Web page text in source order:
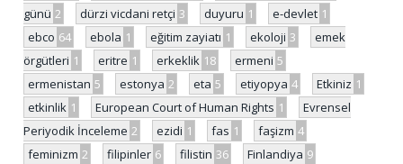
günü 2 dürzi vicdani retçi 3 duyuru 1 e-devlet 1
ebco 64 ebola 1 eğitim zayiatı 1 ekoloji 3
emek
örgütleri 1 eritre 1 erkeklik 18 ermeni 5
ermenistan 5 estonya 2 eta 5 etiyopya 4 Etkiniz 1
etkinlik 1 European Court of Human Rights 1
Evrensel
Periyodik İnceleme 2 ezidi 1 fas 1 faşizm 4
feminizm 2 filipinler 6 filistin 36 Finlandiya 9